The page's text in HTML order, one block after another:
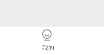
我的